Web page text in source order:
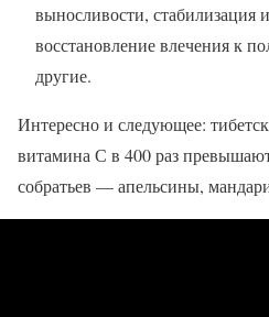
выносливости, стабилизация
восстановление влечения к
другие.
Интересно и следующее:
витамина С в 400 раз
собратьев — апельсины,